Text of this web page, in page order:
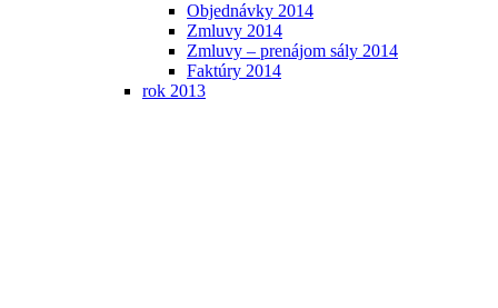
Objednávky 2014
Zmluvy 2014
Zmluvy – prenájom sály 2014
Faktúry 2014
rok 2013